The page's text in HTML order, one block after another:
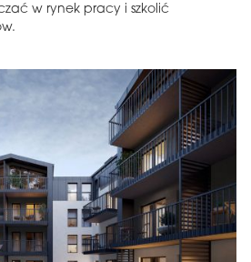
w rynek pracy i szkolić